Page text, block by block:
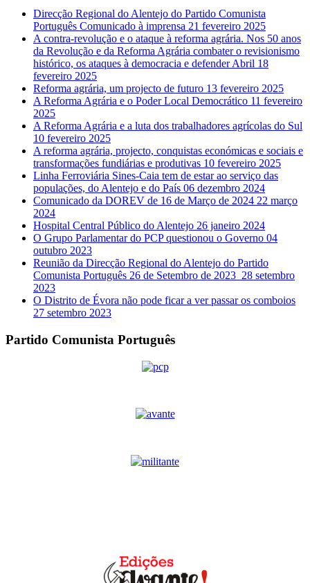
Direcção Regional do Alentejo do Partido Comunista
Português Comunicado à imprensa 21 fevereiro 2025
A contra-revolução e o ataque à reforma agrária. Nos 50 anos
da Revolução e da Reforma Agrária combater o revisionismo
histórico, os ataques à democracia e defender Abril 18
fevereiro 2025
Reforma agrária, um projecto de futuro 13 fevereiro 2025
A Reforma Agrária e o Poder Local Democrático 11 fevereiro
2025
A Reforma Agrária e a luta dos trabalhadores agrícolas do Sul
10 fevereiro 2025
A reforma agrária, projecto, conquistas económicas e sociais e
transformações fundiárias e produtivas 10 fevereiro 2025
Linha Ferroviária Sines-Caia tem de estar ao serviço das
populações, do Alentejo e do País 06 dezembro 2024
Comunicado da DOREV de 16 de Março de 2024 22 março
2024
Hospital Central Público do Alentejo 26 janeiro 2024
O Grupo Parlamentar do PCP questionou o Governo 04
outubro 2023
Reunião da Direcção Regional do Alentejo do Partido
Comunista Português 26 de Setembro de 2023 28 setembro
2023
O Distrito de Évora não pode ficar a ver passar os comboios
27 setembro 2023
Partido Comunista Português